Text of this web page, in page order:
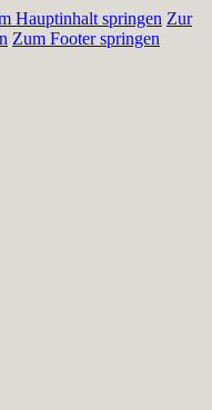
Hauptinhalt springen Zur
Zum Footer springen